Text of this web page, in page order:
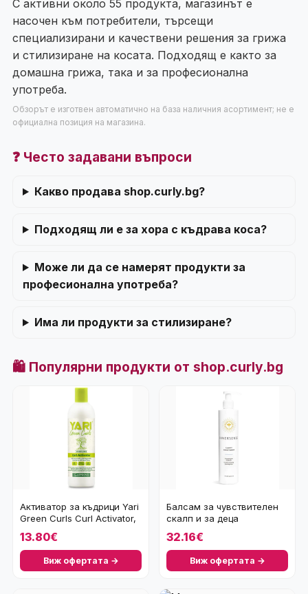
С активни около 55 продукта, магазинът е
насочен към потребители, търсещи
специализирани и качествени решения за грижа
и стилизиране на косата. Подходящ е както за
домашна грижа, така и за професионална
употреба.
Обзорът е изготвен автоматично на база наличния асортимент; не е
официална позиция на магазина.
❓ Често задавани въпроси
Какво продава shop.curly.bg?
Подходящ ли е за хора с къдрава коса?
Може ли да се намерят продукти за
професионална употреба?
Има ли продукти за стилизиране?
🛍️ Популярни продукти от shop.curly.bg
Активатор за къдрици Yari
Green Curls Curl Activator,
13.80€
Виж офертата →
Балсам за чувствителен
скалп и за деца
32.16€
Виж офертата →